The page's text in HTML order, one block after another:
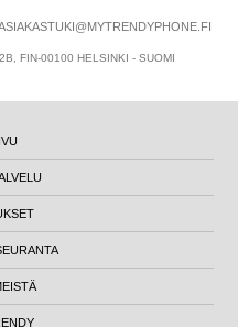
FIN-00100 HELSINKI - SUOMI